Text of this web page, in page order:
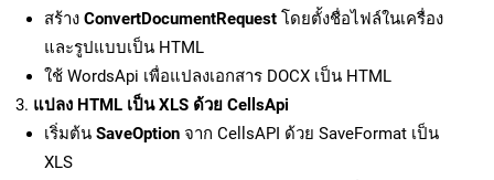
สร้าง ConvertDocumentRequest โดยตั้งชื่อไฟล์ในเครื่อง
และรูปแบบเป็น HTML
ใช้ WordsApi เพื่อแปลงเอกสาร DOCX เป็น HTML
แปลง HTML เป็น XLS ด้วย CellsApi
เริ่มต้น SaveOption จาก CellsAPI ด้วย SaveFormat เป็น
XLS